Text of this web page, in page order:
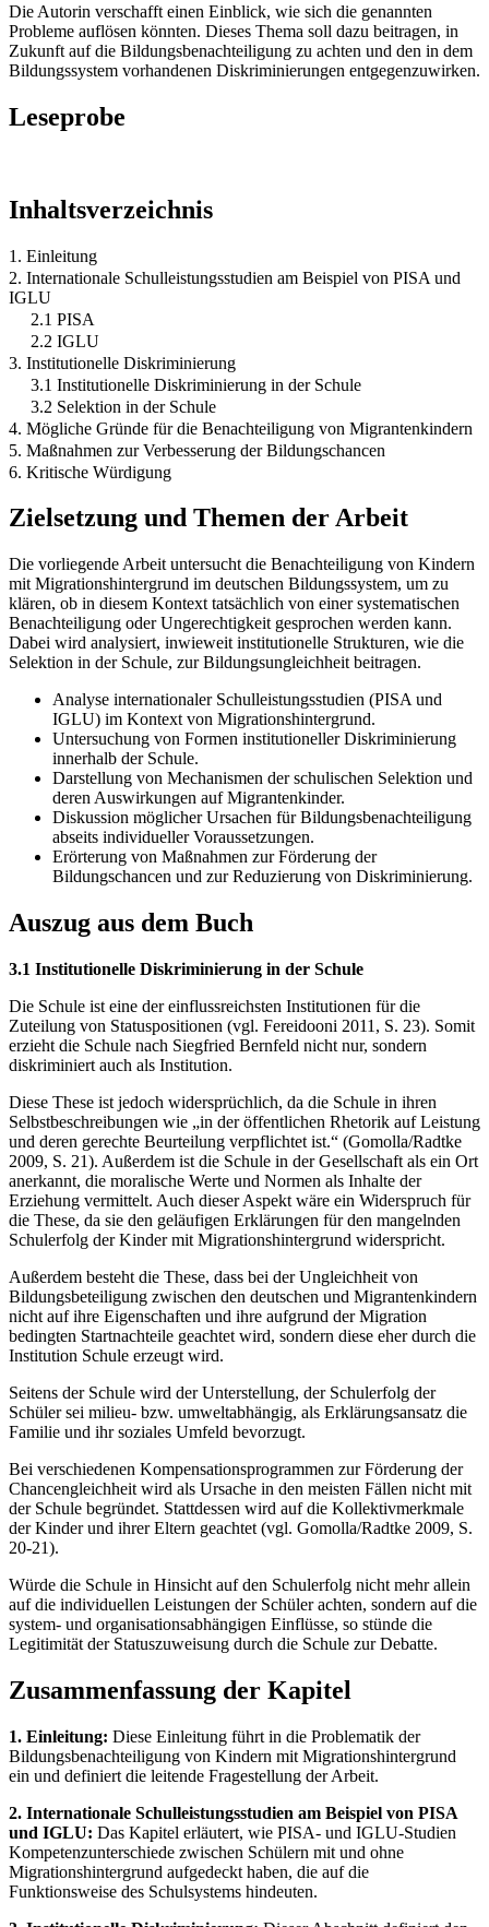
Die Autorin verschafft einen Einblick, wie sich die genannten
Probleme auflösen könnten. Dieses Thema soll dazu beitragen, in
Zukunft auf die Bildungsbenachteiligung zu achten und den in dem
Bildungssystem vorhandenen Diskriminierungen entgegenzuwirken.
Leseprobe
Inhaltsverzeichnis
1. Einleitung
2. Internationale Schulleistungsstudien am Beispiel von PISA und
IGLU
2.1 PISA
2.2 IGLU
3. Institutionelle Diskriminierung
3.1 Institutionelle Diskriminierung in der Schule
3.2 Selektion in der Schule
4. Mögliche Gründe für die Benachteiligung von Migrantenkindern
5. Maßnahmen zur Verbesserung der Bildungschancen
6. Kritische Würdigung
Zielsetzung und Themen der Arbeit
Die vorliegende Arbeit untersucht die Benachteiligung von Kindern
mit Migrationshintergrund im deutschen Bildungssystem, um zu
klären, ob in diesem Kontext tatsächlich von einer systematischen
Benachteiligung oder Ungerechtigkeit gesprochen werden kann.
Dabei wird analysiert, inwieweit institutionelle Strukturen, wie die
Selektion in der Schule, zur Bildungsungleichheit beitragen.
Analyse internationaler Schulleistungsstudien (PISA und
IGLU) im Kontext von Migrationshintergrund.
Untersuchung von Formen institutioneller Diskriminierung
innerhalb der Schule.
Darstellung von Mechanismen der schulischen Selektion und
deren Auswirkungen auf Migrantenkinder.
Diskussion möglicher Ursachen für Bildungsbenachteiligung
abseits individueller Voraussetzungen.
Erörterung von Maßnahmen zur Förderung der
Bildungschancen und zur Reduzierung von Diskriminierung.
Auszug aus dem Buch
3.1 Institutionelle Diskriminierung in der Schule
Die Schule ist eine der einflussreichsten Institutionen für die
Zuteilung von Statuspositionen (vgl. Fereidooni 2011, S. 23). Somit
erzieht die Schule nach Siegfried Bernfeld nicht nur, sondern
diskriminiert auch als Institution.
Diese These ist jedoch widersprüchlich, da die Schule in ihren
Selbstbeschreibungen wie „in der öffentlichen Rhetorik auf Leistung
und deren gerechte Beurteilung verpflichtet ist.“ (Gomolla/Radtke
2009, S. 21). Außerdem ist die Schule in der Gesellschaft als ein Ort
anerkannt, die moralische Werte und Normen als Inhalte der
Erziehung vermittelt. Auch dieser Aspekt wäre ein Widerspruch für
die These, da sie den geläufigen Erklärungen für den mangelnden
Schulerfolg der Kinder mit Migrationshintergrund widerspricht.
Außerdem besteht die These, dass bei der Ungleichheit von
Bildungsbeteiligung zwischen den deutschen und Migrantenkindern
nicht auf ihre Eigenschaften und ihre aufgrund der Migration
bedingten Startnachteile geachtet wird, sondern diese eher durch die
Institution Schule erzeugt wird.
Seitens der Schule wird der Unterstellung, der Schulerfolg der
Schüler sei milieu- bzw. umweltabhängig, als Erklärungsansatz die
Familie und ihr soziales Umfeld bevorzugt.
Bei verschiedenen Kompensationsprogrammen zur Förderung der
Chancengleichheit wird als Ursache in den meisten Fällen nicht mit
der Schule begründet. Stattdessen wird auf die Kollektivmerkmale
der Kinder und ihrer Eltern geachtet (vgl. Gomolla/Radtke 2009, S.
20-21).
Würde die Schule in Hinsicht auf den Schulerfolg nicht mehr allein
auf die individuellen Leistungen der Schüler achten, sondern auf die
system- und organisationsabhängigen Einflüsse, so stünde die
Legitimität der Statuszuweisung durch die Schule zur Debatte.
Zusammenfassung der Kapitel
1. Einleitung: Diese Einleitung führt in die Problematik der
Bildungsbenachteiligung von Kindern mit Migrationshintergrund
ein und definiert die leitende Fragestellung der Arbeit.
2. Internationale Schulleistungsstudien am Beispiel von PISA
und IGLU: Das Kapitel erläutert, wie PISA- und IGLU-Studien
Kompetenzunterschiede zwischen Schülern mit und ohne
Migrationshintergrund aufgedeckt haben, die auf die
Funktionsweise des Schulsystems hindeuten.